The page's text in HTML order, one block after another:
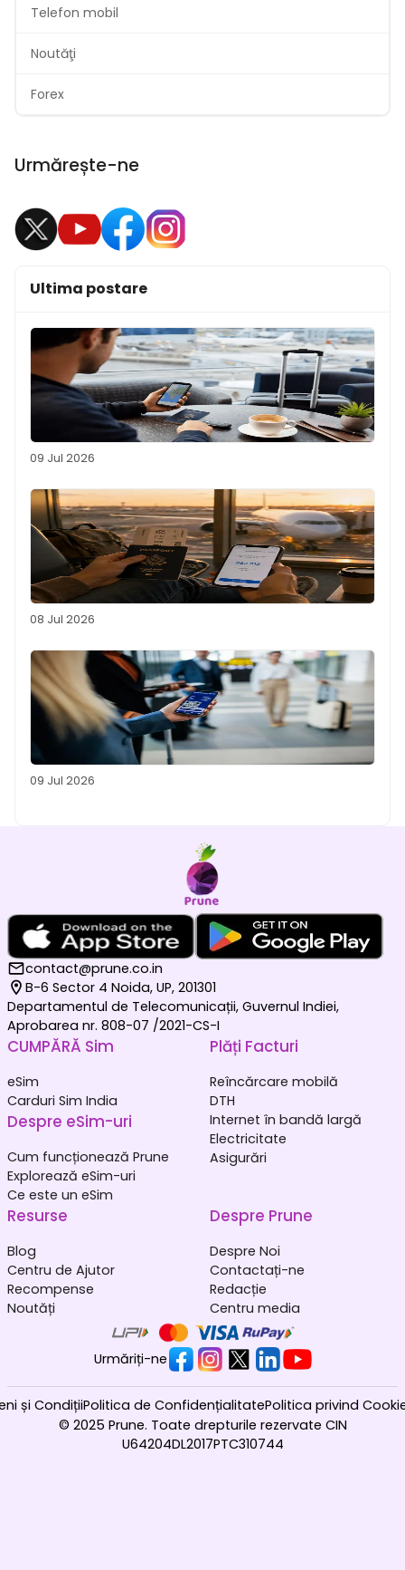
Telefon mobil
Noutăţi
Forex
Urmărește-ne
Ultima postare
09 Jul 2026
08 Jul 2026
09 Jul 2026
contact@prune.co.in
B-6 Sector 4 Noida, UP, 201301
Departamentul de Telecomunicații, Guvernul Indiei,
Aprobarea nr. 808-07 /2021-CS-I
CUMPĂRĂ Sim
eSim
Carduri Sim India
Despre eSim-uri
Cum funcționează Prune
Explorează eSim-uri
Ce este un eSim
Plăți Facturi
Reîncărcare mobilă
DTH
Internet în bandă largă
Electricitate
Asigurări
Resurse
Blog
Centru de Ajutor
Recompense
Noutăți
Despre Prune
Despre Noi
Contactați-ne
Redacție
Centru media
Urmăriți-ne
© 2025 Prune. Toate drepturile rezervate CIN
U64204DL2017PTC310744
și CondițiiPolitica de ConfidențialitatePolitica privind